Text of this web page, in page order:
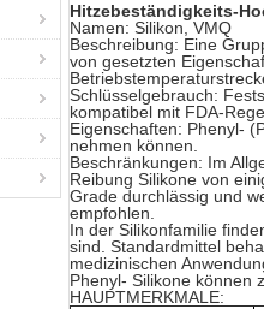
Hitzebeständigkeits-
Namen: Silikon, VMQ
Beschreibung: Eine
von gesetzten
Schlüsselgebrauch:
kompatibel mit FDA-
Eigenschaften: Phenyl-
nehmen können.
Beschränkungen: Im
Reibung Silikone von
Grade durchlässig und
empfohlen.
In der Silikonfamilie
sind. Standardmittel
medizinischen
Phenyl- Silikone können
HAUPTMERKMALE: